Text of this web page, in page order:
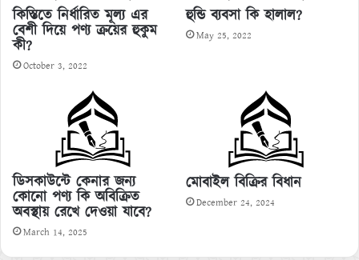
কিস্তিতে নির্ধারিত মূল্য এর
বেশী দিয়ে পণ্য ক্রয়ের হুকুম
কী?
October 3, 2022
হুন্ডি ব্যবসা কি হালাল?
May 25, 2022
ডিসকাউন্টে কেনার জন্য
কোনো পণ্য কি অবিক্রিত
অবস্থায় রেখে দেওয়া যাবে?
March 14, 2025
মোবাইল বিক্রির বিধান
December 24, 2024